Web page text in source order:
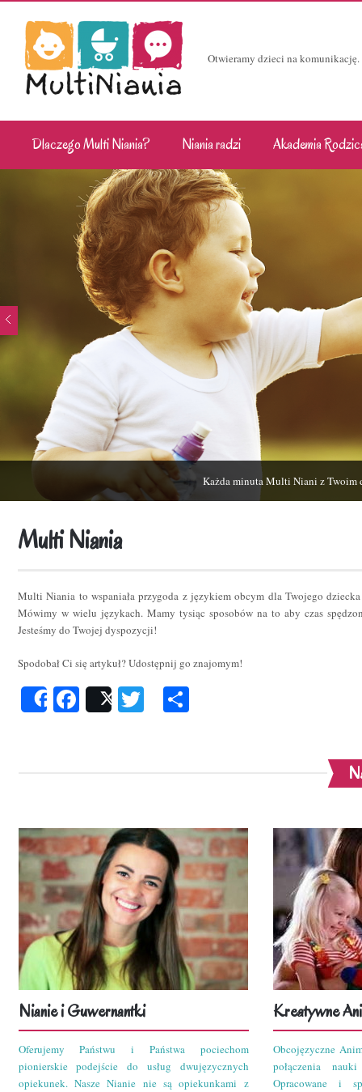
Otwieramy dzieci na
Dlaczego Multi Niania? Niania radzi Akademia
Każda minuta Multi Niani z Twoim
Multi Niania
Multi Niania to wspaniała przygoda z językiem obcym dla Twojego
Mówimy w wielu językach. Mamy tysiąc sposobów na to aby czas
Jesteśmy do Twojej dyspozycji!
Spodobał Ci się artykuł? Udostępnij go znajomym!
ShareFacebook
Post Twitter
Nianie i Guwernantki
Oferujemy Państwu i Państwa pociechom
pionierskie podejście do usług dwujęzycznych
opiekunek. Nasze Nianie nie są opiekunkami z
Kreatywne
Obcojęzyczne
połączenia
Opracowane i